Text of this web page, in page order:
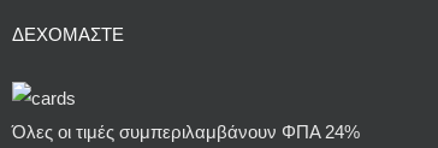
ΔΕΧΌΜΑΣΤΕ
Όλες οι τιμές συμπεριλαμβάνουν ΦΠΑ 24%